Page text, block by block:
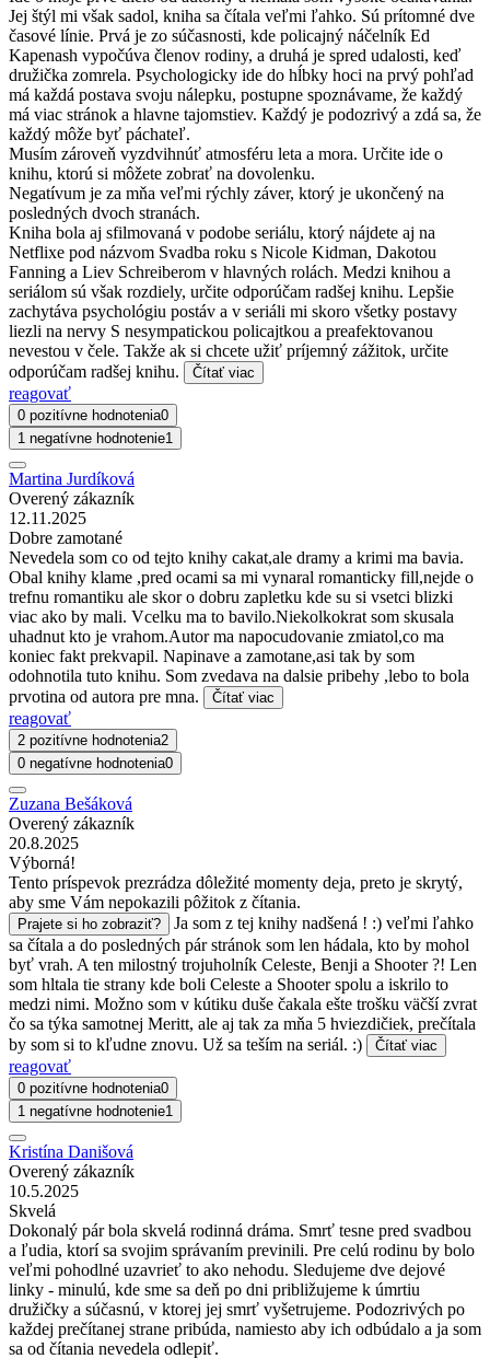
Jej štýl mi však sadol, kniha sa čítala veľmi ľahko. Sú prítomné dve
časové línie. Prvá je zo súčasnosti, kde policajný náčelník Ed
Kapenash vypočúva členov rodiny, a druhá je spred udalosti, keď
družička zomrela. Psychologicky ide do hĺbky hoci na prvý pohľad
má každá postava svoju nálepku, postupne spoznávame, že každý
má viac stránok a hlavne tajomstiev. Každý je podozrivý a zdá sa, že
každý môže byť páchateľ.
Musím zároveň vyzdvihnúť atmosféru leta a mora. Určite ide o
knihu, ktorú si môžete zobrať na dovolenku.
Negatívum je za mňa veľmi rýchly záver, ktorý je ukončený na
posledných dvoch stranách.
Kniha bola aj sfilmovaná v podobe seriálu, ktorý nájdete aj na
Netflixe pod názvom Svadba roku s Nicole Kidman, Dakotou
Fanning a Liev Schreiberom v hlavných rolách. Medzi knihou a
seriálom sú však rozdiely, určite odporúčam radšej knihu. Lepšie
zachytáva psychológiu postáv a v seriáli mi skoro všetky postavy
liezli na nervy S nesympatickou policajtkou a preafektovanou
nevestou v čele. Takže ak si chcete užiť príjemný zážitok, určite
odporúčam radšej knihu.
Čítať viac
reagovať
0 pozitívne hodnotenia0
1 negatívne hodnotenie1
Martina Jurdíková
Overený zákazník
12.11.2025
Dobre zamotané
Nevedela som co od tejto knihy cakat,ale dramy a krimi ma bavia.
Obal knihy klame ,pred ocami sa mi vynaral romanticky fill,nejde o
trefnu romantiku ale skor o dobru zapletku kde su si vsetci blizki
viac ako by mali. Vcelku ma to bavilo.Niekolkokrat som skusala
uhadnut kto je vrahom.Autor ma napocudovanie zmiatol,co ma
koniec fakt prekvapil. Napinave a zamotane,asi tak by som
odohnotila tuto knihu. Som zvedava na dalsie pribehy ,lebo to bola
prvotina od autora pre mna.
Čítať viac
reagovať
2 pozitívne hodnotenia2
0 negatívne hodnotenia0
Zuzana Bešáková
Overený zákazník
20.8.2025
Výborná!
Tento príspevok prezrádza dôležité momenty deja, preto je skrytý,
aby sme Vám nepokazili pôžitok z čítania.
Prajete si ho zobraziť?
Ja som z tej knihy nadšená ! :) veľmi ľahko
sa čítala a do posledných pár stránok som len hádala, kto by mohol
byť vrah. A ten milostný trojuholník Celeste, Benji a Shooter ?! Len
som hltala tie strany kde boli Celeste a Shooter spolu a iskrilo to
medzi nimi. Možno som v kútiku duše čakala ešte trošku väčší zvrat
čo sa týka samotnej Meritt, ale aj tak za mňa 5 hviezdičiek, prečítala
by som si to kľudne znovu. Už sa teším na seriál. :)
Čítať viac
reagovať
0 pozitívne hodnotenia0
1 negatívne hodnotenie1
Kristína Danišová
Overený zákazník
10.5.2025
Skvelá
Dokonalý pár bola skvelá rodinná dráma. Smrť tesne pred svadbou
a ľudia, ktorí sa svojim správaním previnili. Pre celú rodinu by bolo
veľmi pohodlné uzavrieť to ako nehodu. Sledujeme dve dejové
linky - minulú, kde sme sa deň po dni približujeme k úmrtiu
družičky a súčasnú, v ktorej jej smrť vyšetrujeme. Podozrivých po
každej prečítanej strane pribúda, namiesto aby ich odbúdalo a ja som
sa od čítania nevedela odlepiť.